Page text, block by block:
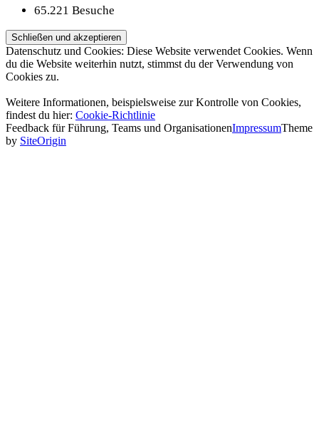
65.221 Besuche
Datenschutz und Cookies: Diese Website verwendet Cookies. Wenn
du die Website weiterhin nutzt, stimmst du der Verwendung von
Cookies zu.
Weitere Informationen, beispielsweise zur Kontrolle von Cookies,
findest du hier: Cookie-Richtlinie
Feedback für Führung, Teams und OrganisationenImpressumTheme
by SiteOrigin